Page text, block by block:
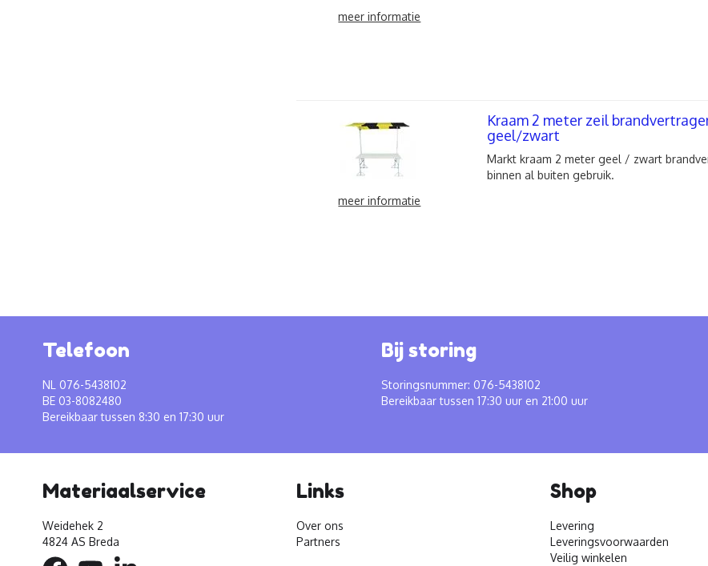
meer informatie
meer informatie
Kraam 2 meter zeil
geel/zwart
Markt kraam 2 meter geel / zwart
binnen al buiten gebruik.
Telefoon
NL 076-5438102
BE 03-8082480
Bereikbaar tussen 8:30 en 17:30 uur
Bij storing
Storingsnummer: 076-5438102
Bereikbaar tussen 17:30 uur en 21:00 uur
Materiaalservice
Weidehek 2
4824 AS Breda
Links
Over ons
Partners
Shop
Levering
Leveringsvoorwaarden
Veilig winkelen